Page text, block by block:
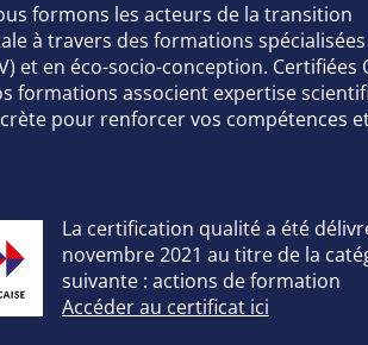
formons les acteurs de la transition
à travers des formations
et en éco-socio-conception. Certifiées
formations associent expertise
pour renforcer vos compétences
La certification qualité a été
novembre 2021 au titre de la
suivante : actions de formation
Accéder au certificat ici